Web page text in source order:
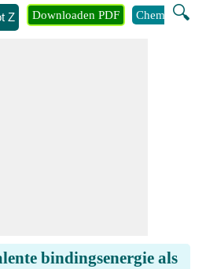
Z 🔍
Downloaden PDF Chemie
bindingsenergie als